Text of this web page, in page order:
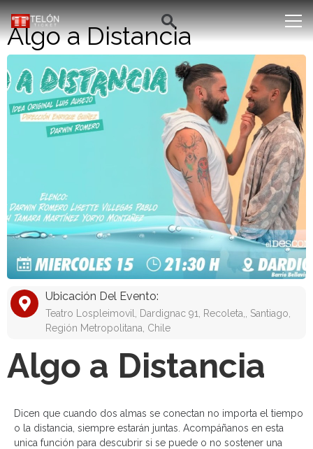
Algo a Distancia
Ubicación Del Evento:
Teatro Lospleimovil, Dardignac 91, Recoleta,, Santiago,
Región Metropolitana, Chile
Algo a Distancia
Dicen que cuando dos almas se conectan no importa el tiempo
o la distancia, siempre estarán juntas. Acompáñanos en esta
unica función para descubrir si se puede o no sostener una